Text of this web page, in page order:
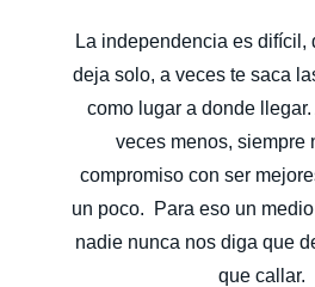
La independencia es difícil,
deja solo, a veces te saca
como lugar a donde llegar.
veces menos, siempre
compromiso con ser
un poco.  Para eso un
nadie nunca nos diga que
que callar.